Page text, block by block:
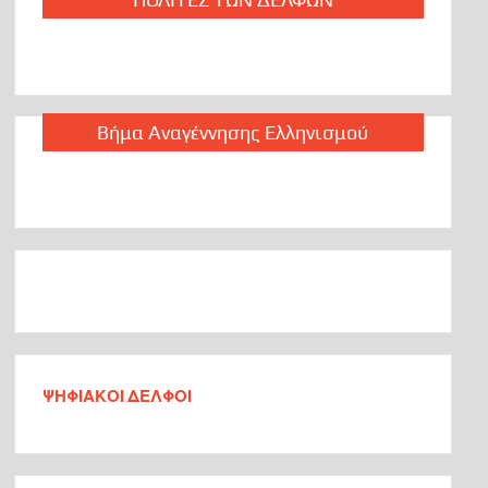
Από τους Αιγύπτιους ως τον Ιπποκράτη και από την Ινδία
ως τους Αζτέκους χρησιμοποιούσαν τον χαλκό ως
φάρμακο: Μόλις τώρα καταλαβαίνουμε γιατί [videos]
Δημοτικές και Περιφερειακές εκλογές￼
Τί Λωζάννη τι Κοζάνη
Αἶνος Ένα έργο πνοής για την Φωκίδα και για την Ελλάδα
υπογράμμισε και ο Βουλευτής Φωκίδας Ιωάννης Μπούγας
Βήμα Αναγέννησης Ελληνισμού
ΨΗΦΙΑΚΟΙ ΔΕΛΦΟΙ